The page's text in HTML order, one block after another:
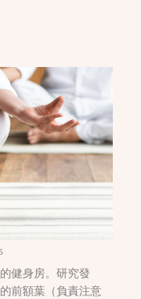
健身房。研究發
前額葉（負責注意